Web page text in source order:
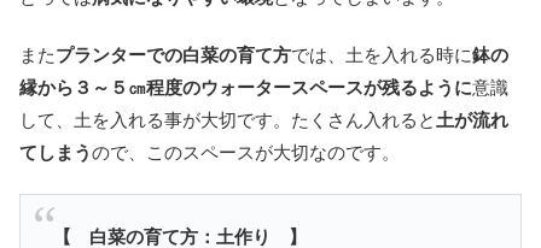
またプランターでの白菜の育て方では、土を入れる時に鉢の
縁から３～５㎝程度のウォータースペースが残るように意識
して、土を入れる事が大切です。たくさん入れると 土が流れ
てしまうので、このスペースが大切なのです。
【 白菜の育て方：土作り 】